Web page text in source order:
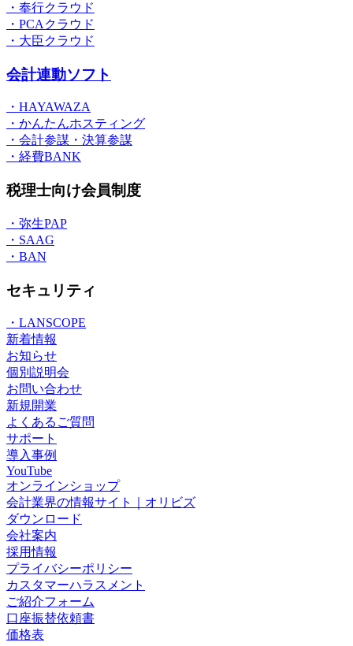
・奉行クラウド
・PCAクラウド
・大臣クラウド
会計連動ソフト
・HAYAWAZA
・かんたんホスティング
・会計参謀・決算参謀
・経費BANK
税理士向け会員制度
・弥生PAP
・SAAG
・BAN
セキュリティ
・LANSCOPE
新着情報
お知らせ
個別説明会
お問い合わせ
新規開業
よくあるご質問
サポート
導入事例
YouTube
オンラインショップ
会計業界の情報サイト｜オリビズ
ダウンロード
会社案内
採用情報
プライバシーポリシー
カスタマーハラスメント
ご紹介フォーム
口座振替依頼書
価格表